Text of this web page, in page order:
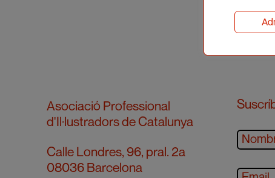
Asociació Professional
d'Il·lustradors de Catalunya
Calle Londres, 96, pral. 2a
08036 Barcelona